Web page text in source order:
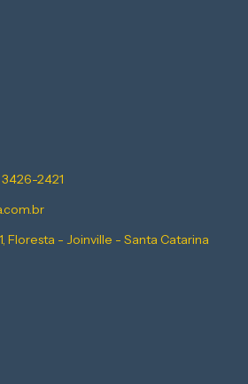
2421
Floresta - Joinville - Santa Catarina